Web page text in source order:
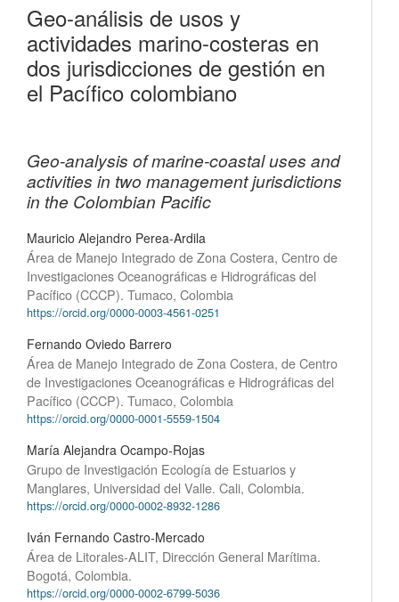
Geo-análisis de usos y
actividades marino-costeras en
dos jurisdicciones de gestión en
el Pacífico colombiano
Geo-analysis of marine-coastal uses and
activities in two management jurisdictions
in the Colombian Pacific
Mauricio Alejandro Perea-Ardila
Área de Manejo Integrado de Zona Costera, Centro de
Investigaciones Oceanográficas e Hidrográficas del
Pacífico (CCCP). Tumaco, Colombia
https://orcid.org/0000-0003-4561-0251
Fernando Oviedo Barrero
Área de Manejo Integrado de Zona Costera, de Centro
de Investigaciones Oceanográficas e Hidrográficas del
Pacífico (CCCP). Tumaco, Colombia
https://orcid.org/0000-0001-5559-1504
María Alejandra Ocampo-Rojas
Grupo de Investigación Ecología de Estuarios y
Manglares, Universidad del Valle. Cali, Colombia.
https://orcid.org/0000-0002-8932-1286
Iván Fernando Castro-Mercado
Área de Litorales-ALIT, Dirección General Marítima.
Bogotá, Colombia.
https://orcid.org/0000-0002-6799-5036